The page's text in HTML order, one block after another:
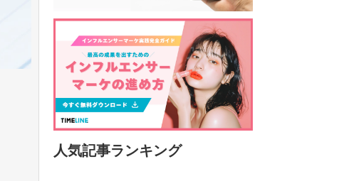
人気記事ランキング